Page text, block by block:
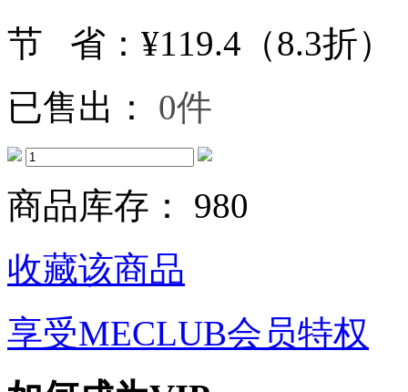
节 省：¥119.4（8.3折）
已售出： 0件
商品库存： 980
收藏该商品
享受MECLUB会员特权